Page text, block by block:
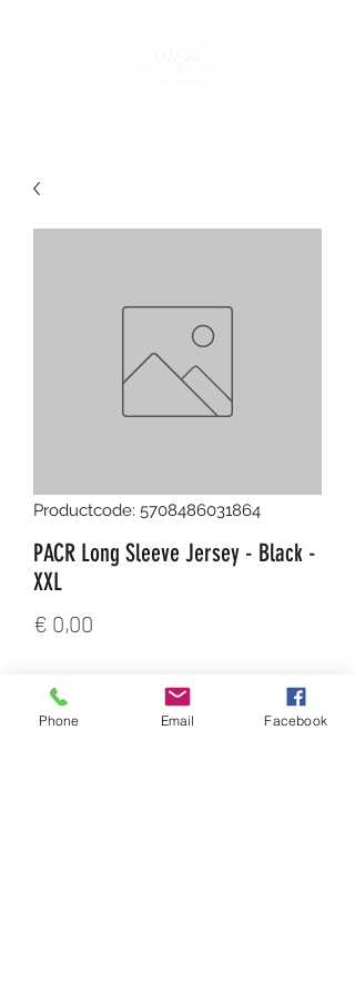
Productcode: 5708486031864
PACR Long Sleeve Jersey - Black -
XXL
€ 0,00
Aantal
Phone Email Facebook